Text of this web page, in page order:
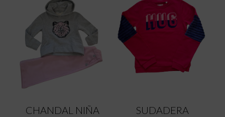
CHANDAL NIÑA
SUDADERA